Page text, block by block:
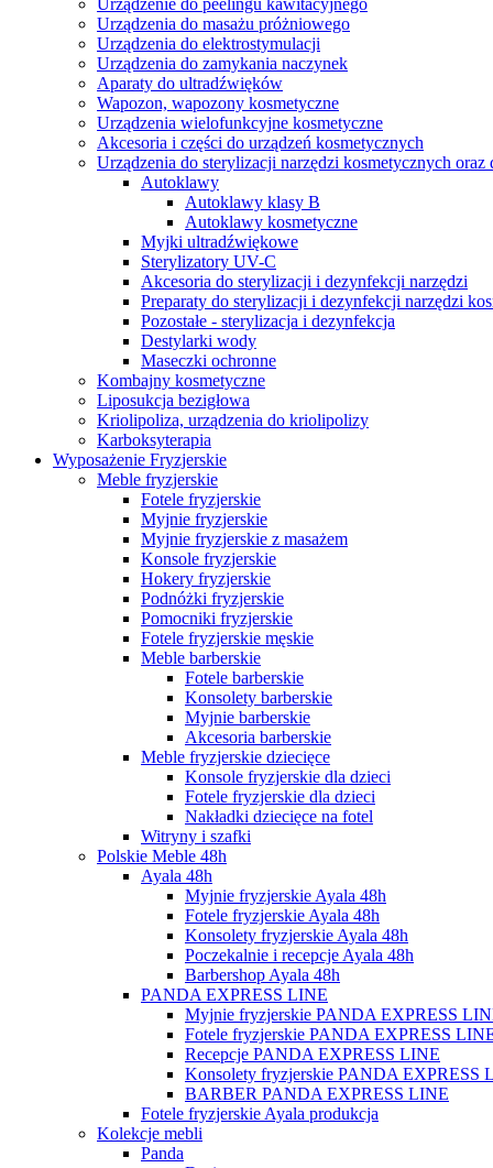
Urządzenia do masażu próżniowego
Urządzenia do elektrostymulacji
Urządzenia do zamykania naczynek
Aparaty do ultradźwięków
Wapozon, wapozony kosmetyczne
Urządzenia wielofunkcyjne kosmetyczne
Akcesoria i części do urządzeń kosmetycznych
Urządzenia do sterylizacji narzędzi kosmetycznych oraz
Autoklawy
Autoklawy klasy B
Autoklawy kosmetyczne
Myjki ultradźwiękowe
Sterylizatory UV-C
Akcesoria do sterylizacji i dezynfekcji narzędzi
Preparaty do sterylizacji i dezynfekcji narzędzi
Pozostałe - sterylizacja i dezynfekcja
Destylarki wody
Maseczki ochronne
Kombajny kosmetyczne
Liposukcja bezigłowa
Kriolipoliza, urządzenia do kriolipolizy
Karboksyterapia
Wyposażenie Fryzjerskie
Meble fryzjerskie
Fotele fryzjerskie
Myjnie fryzjerskie
Myjnie fryzjerskie z masażem
Konsole fryzjerskie
Hokery fryzjerskie
Podnóżki fryzjerskie
Pomocniki fryzjerskie
Fotele fryzjerskie męskie
Meble barberskie
Fotele barberskie
Konsolety barberskie
Myjnie barberskie
Akcesoria barberskie
Meble fryzjerskie dziecięce
Konsole fryzjerskie dla dzieci
Fotele fryzjerskie dla dzieci
Nakładki dziecięce na fotel
Witryny i szafki
Polskie Meble 48h
Ayala 48h
Myjnie fryzjerskie Ayala 48h
Fotele fryzjerskie Ayala 48h
Konsolety fryzjerskie Ayala 48h
Poczekalnie i recepcje Ayala 48h
Barbershop Ayala 48h
PANDA EXPRESS LINE
Myjnie fryzjerskie PANDA EXPRESS
Fotele fryzjerskie PANDA EXPRESS
Recepcje PANDA EXPRESS LINE
Konsolety fryzjerskie PANDA EXPRESS
BARBER PANDA EXPRESS LINE
Fotele fryzjerskie Ayala produkcja
Kolekcje mebli
Panda